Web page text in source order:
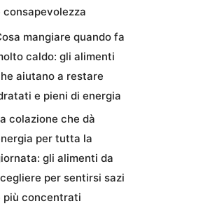
consapevolezza
mangiare quando fa
caldo: gli alimenti
aiutano a restare
e pieni di energia
colazione che dà
per tutta la
gli alimenti da
per sentirsi sazi
più concentrati